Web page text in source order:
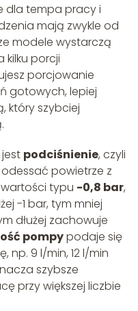
dla tempa pracy i
mają zwykle od
modele wystarczą
porcji
porcjowanie
gotowych, lepiej
który szybciej
podciśnienie, czyli
powietrze z
typu -0,8 bar,
-1 bar, tym mniej
dłużej zachowuje
pompypodaje się
np. 9 l/min, 12 l/min
szybsze
przy większej liczbie